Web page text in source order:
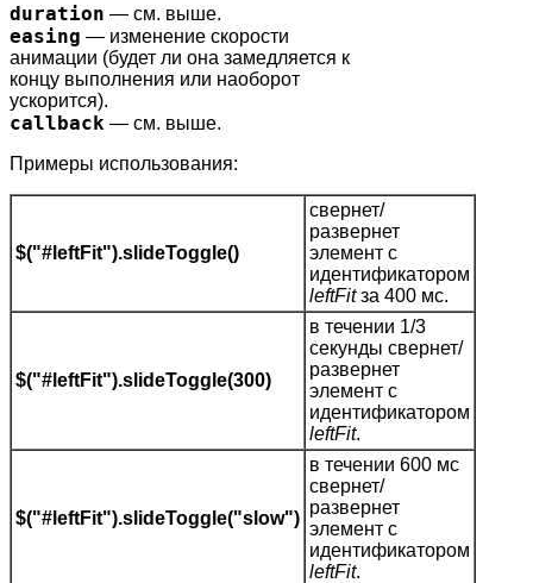
duration — см. выше.
easing — изменение скорости
анимации (будет ли она замедляется к
концу выполнения или наоборот
ускорится).
callback — см. выше.
Примеры использования:
$("#leftFit").slideToggle()
свернет/
развернет
элемент с
идентификатором
leftFitза 400 мс.
$("#leftFit").slideToggle(300)
в течении 1/3
секунды свернет/
развернет
элемент с
идентификатором
leftFit.
$("#leftFit").slideToggle("slow")
в течении 600 мс
свернет/
развернет
элемент с
идентификатором
leftFit.